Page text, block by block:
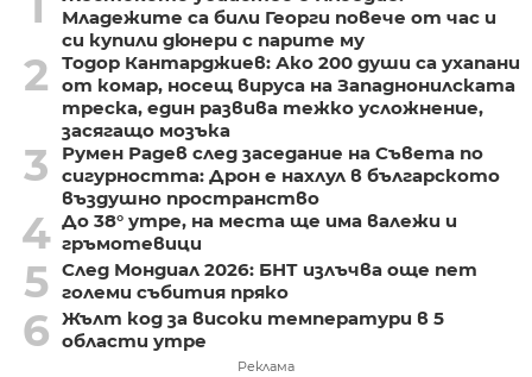
Младежите са били Георги повече от час и
си купили дюнери с парите му
2
Тодор Кантарджиев: Ако 200 души са ухапани
от комар, носещ вируса на Западнонилската
треска, един развива тежко усложнение,
засягащо мозъка
3
Румен Радев след заседание на Съвета по
сигурността: Дрон е нахлул в българското
въздушно пространство
4 До 38° утре, на места ще има валежи и
гръмотевици
5 След Мондиал 2026: БНТ излъчва още пет
големи събития пряко
6 Жълт код за високи температури в 5
области утре
Реклама